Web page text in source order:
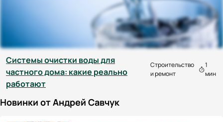
Системы очистки воды для
частного дома: какие реально
работают
Строительство
и ремонт
1
мин
Новинки от Андрей Савчук